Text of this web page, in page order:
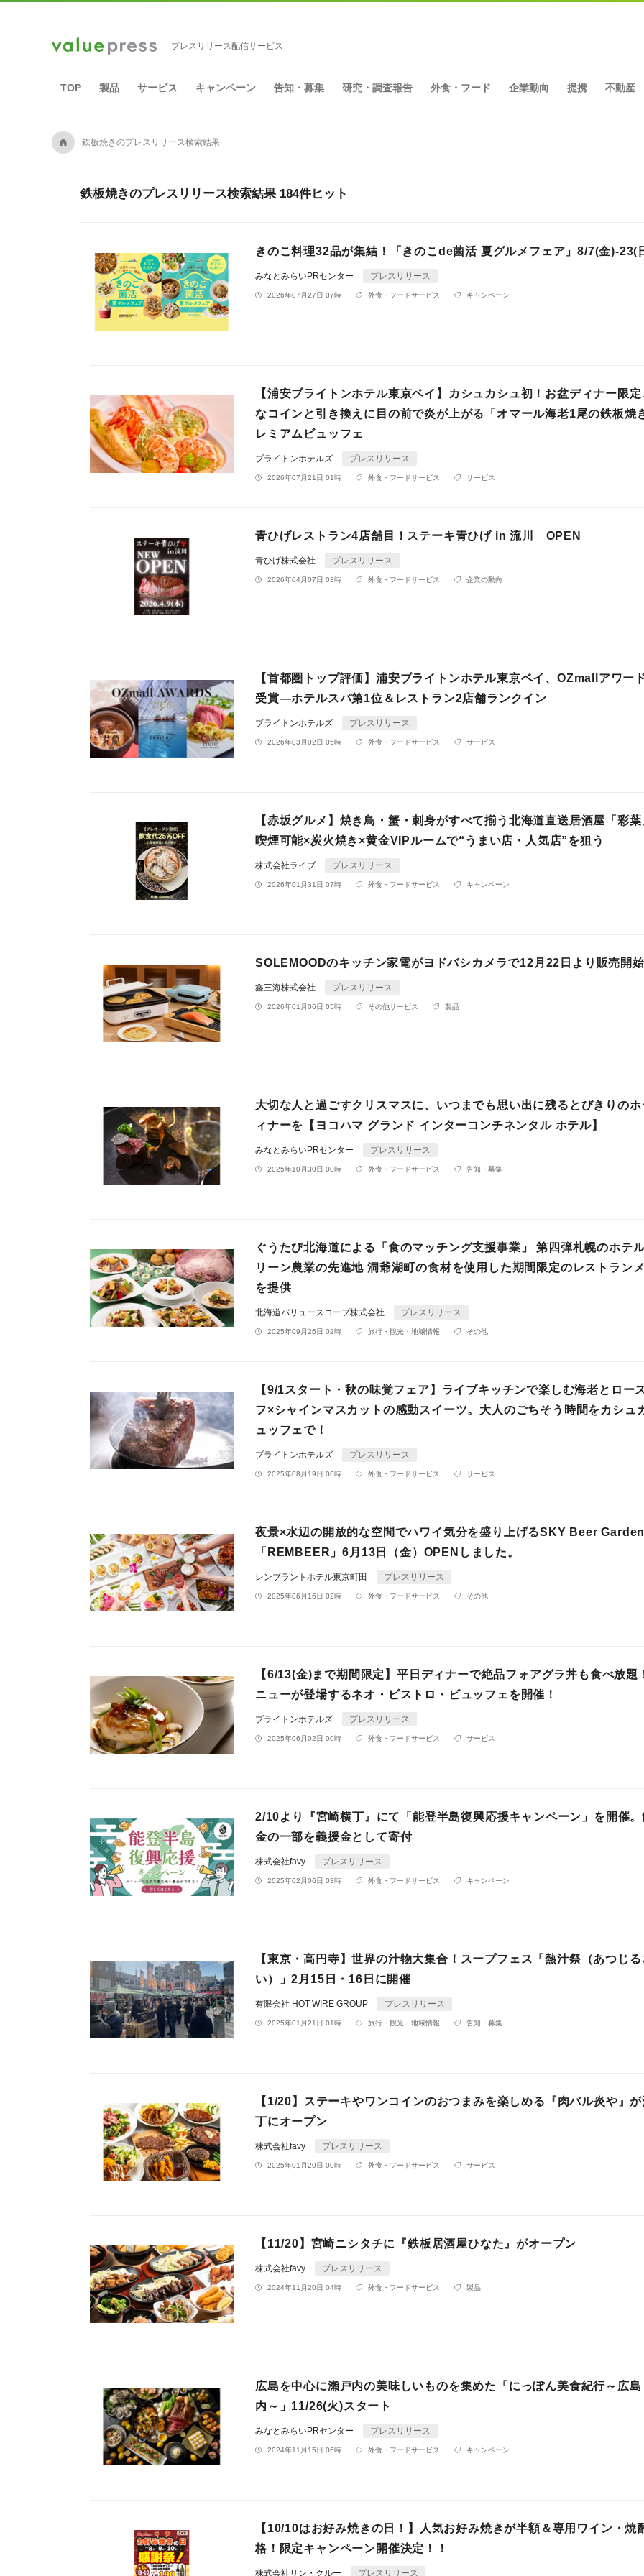
プレスリリース配信サービス
TOP 製品 サービス キャンペーン 告知・募集 研究・調査報告 外食・フード 企業動向 提携 不動産
A 鉄板焼きのプレスリリース検索結果
鉄板焼きのプレスリリース検索結果 184件ヒット
きのこ料理32品が集結！「きのこde菌活 夏グルメフェア」8/7(金)-23(
みなとみらいPRセンター プレスリリース
2026年07月27日 07時 外食・フードサービス キャンペーン
【浦安ブライトンホテル東京ベイ】カシュカシュ初！お盆ディナー限定
なコインと引き換えに目の前で炎が上がる「オマール海老1尾の鉄板焼
レミアムビュッフェ
ブライトンホテルズ プレスリリース
2026年07月21日 01時 外食・フードサービス サービス
青ひげレストラン4店舗目！ステーキ青ひげ in 流川 OPEN
青ひげ株式会社 プレスリリース
2026年04月07日 03時 外食・フードサービス 企業の動向
【首都圏トップ評価】浦安ブライトンホテル東京ベイ、OZmallアワー
受賞―ホテルスパ第1位＆レストラン2店舗ランクイン
ブライトンホテルズ プレスリリース
2026年03月02日 05時 外食・フードサービス サービス
【赤坂グルメ】焼き鳥・蟹・刺身がすべて揃う北海道直送居酒屋「彩葉
喫煙可能×炭火焼き×黄金VIPルームで“うまい店・人気店”を狙う
株式会社ライブ プレスリリース
2026年01月31日 07時 外食・フードサービス キャンペーン
SOLEMOODのキッチン家電がヨドバシカメラで12月22日より販売開始
鑫三海株式会社 プレスリリース
2026年01月06日 05時 その他サービス 製品
大切な人と過ごすクリスマスに、いつまでも思い出に残るとびきりの
ィナーを【ヨコハマ グランド インターコンチネンタル ホテル】
みなとみらいPRセンター プレスリリース
2025年10月30日 00時 外食・フードサービス 告知・募集
ぐうたび北海道による「食のマッチング支援事業」 第四弾札幌のホテ
リーン農業の先進地 洞爺湖町の食材を使用した期間限定のレストラン
を提供
北海道バリュースコープ株式会社 プレスリリース
2025年09月26日 02時 旅行・観光・地域情報 その他
【9/1スタート・秋の味覚フェア】ライブキッチンで楽しむ海老とロー
フ×シャインマスカットの感動スイーツ。大人のごちそう時間をカシュ
ュッフェで！
ブライトンホテルズ プレスリリース
2025年08月19日 06時 外食・フードサービス サービス
夜景×水辺の開放的な空間でハワイ気分を盛り上げるSKY Beer Garden
「REMBEER」6月13日（金）OPENしました。
レンブラントホテル東京町田 プレスリリース
2025年06月16日 02時 外食・フードサービス その他
【6/13(金)まで期間限定】平日ディナーで絶品フォアグラ丼も食べ放題
ニューが登場するネオ・ビストロ・ビュッフェを開催！
ブライトンホテルズ プレスリリース
2025年06月02日 00時 外食・フードサービス サービス
2/10より『宮崎横丁』にて「能登半島復興応援キャンペーン」を開催
金の一部を義援金として寄付
株式会社favy プレスリリース
2025年02月06日 03時 外食・フードサービス キャンペーン
【東京・高円寺】世界の汁物大集合！スープフェス「熱汁祭（あつじる
い）」2月15日・16日に開催
有限会社 HOT WIRE GROUP プレスリリース
2025年01月21日 01時 旅行・観光・地域情報 告知・募集
【1/20】ステーキやワンコインのおつまみを楽しめる『肉バル炎や』
丁にオープン
株式会社favy プレスリリース
2025年01月20日 00時 外食・フードサービス サービス
【11/20】宮崎ニシタチに『鉄板居酒屋ひなた』がオープン
株式会社favy プレスリリース
2024年11月20日 04時 外食・フードサービス 製品
広島を中心に瀬戸内の美味しいものを集めた「にっぽん美食紀行～広島
内～」11/26(火)スタート
みなとみらいPRセンター プレスリリース
2024年11月15日 06時 外食・フードサービス キャンペーン
【10/10はお好み焼きの日！】人気お好み焼きが半額＆専用ワイン・焼
格！限定キャンペーン開催決定！！
株式会社リン・クルー プレスリリース